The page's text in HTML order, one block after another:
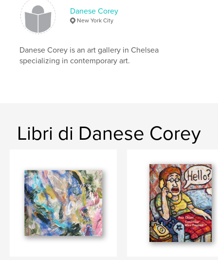
Danese Corey
New York City
Danese Corey is an art gallery in Chelsea
specializing in contemporary art.
Libri di Danese Corey